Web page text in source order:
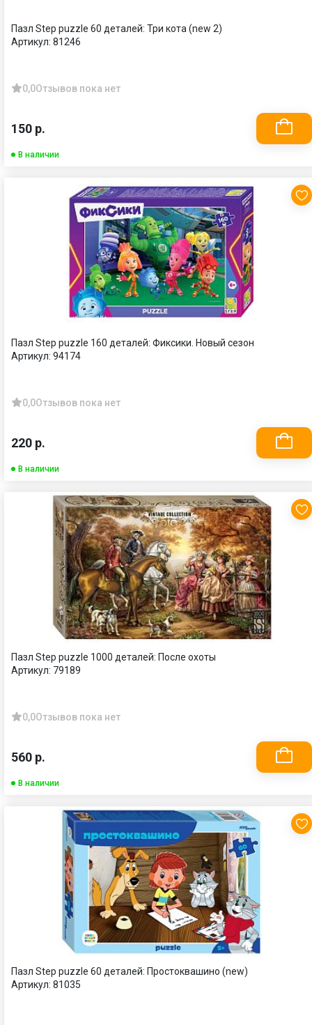
Пазл Step puzzle 60 деталей: Три кота (new 2)
Артикул: 81246
0,0Отзывов пока нет
150 р.
В наличии
Пазл Step puzzle 160 деталей: Фиксики. Новый сезон
Артикул: 94174
0,0Отзывов пока нет
220 р.
В наличии
Пазл Step puzzle 1000 деталей: После охоты
Артикул: 79189
0,0Отзывов пока нет
560 р.
В наличии
Пазл Step puzzle 60 деталей: Простоквашино (new)
Артикул: 81035